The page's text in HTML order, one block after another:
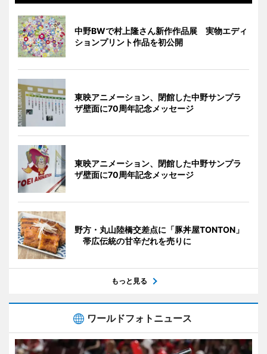
中野BWで村上隆さん新作作品展 実物エディ
ションプリント作品を初公開
東映アニメーション、閉館した中野サンプラ
ザ壁面に70周年記念メッセージ
東映アニメーション、閉館した中野サンプラ
ザ壁面に70周年記念メッセージ
野方・丸山陸橋交差点に「豚丼屋TONTON」
帯広伝統の甘辛だれを売りに
もっと見る
ワールドフォトニュース